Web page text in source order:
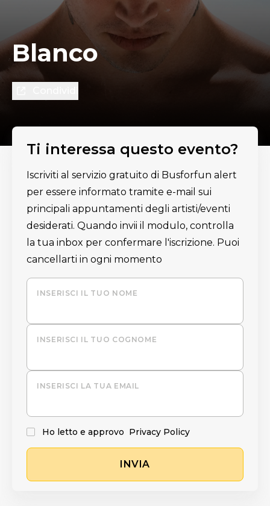
Blanco
Ti interessa questo evento?
Iscriviti al servizio gratuito di Busforfun alert
per essere informato tramite e-mail sui
principali appuntamenti degli artisti/eventi
desiderati. Quando invii il modulo, controlla
la tua inbox per confermare l'iscrizione. Puoi
cancellarti in ogni momento
INSERISCI IL TUO NOME
INSERISCI IL TUO COGNOME
INSERISCI LA TUA EMAIL
Ho letto e approvo Privacy Policy
INVIA